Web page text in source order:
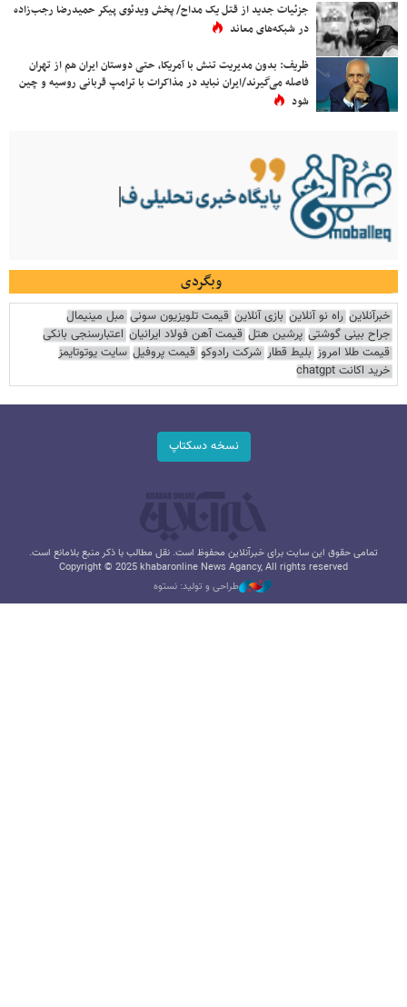
جزئیات جدید از قتل یک مداح/ پخش ویدئوی پیکر حمیدرضا رجب‌زاده
در شبکه‌های معاند
ظریف: بدون مدیریت تنش با آمریکا، حتی دوستان ایران هم از تهران
فاصله می‌گیرند/ایران نباید در مذاکرات با ترامپ قربانی روسیه و چین
شود
وبگردی
خبرآنلاین راه نو آنلاین بازی آنلاین قیمت تلویزیون سونی مبل مینیمال
جراح بینی گوشتی پرشین هتل قیمت آهن فولاد ایرانیان اعتبارسنجی بانکی
قیمت طلا امروز بلیط قطار شرکت رادوکو قیمت پروفیل سایت یوتوتایمز
خرید اکانت chatgpt
نسخه دسکتاپ
تمامی حقوق این سایت برای خبرآنلاین محفوظ است. نقل مطالب با ذکر منبع بلامانع است.
Copyright © 2025 khabaronline News Agancy, All rights reserved
طراحی و تولید: نستوه